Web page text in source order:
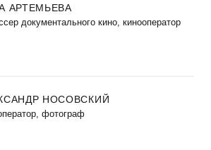
АРТЕМЬЕВА
документального кино, кинооператор
НОСОВСКИЙ
фотограф